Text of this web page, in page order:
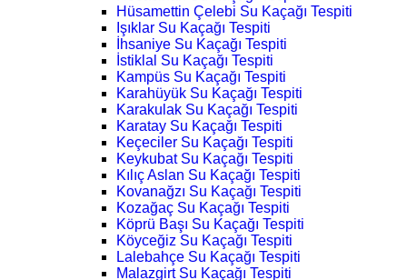
Hüsamettin Çelebi Su Kaçağı Tespiti
Işıklar Su Kaçağı Tespiti
İhsaniye Su Kaçağı Tespiti
İstiklal Su Kaçağı Tespiti
Kampüs Su Kaçağı Tespiti
Karahüyük Su Kaçağı Tespiti
Karakulak Su Kaçağı Tespiti
Karatay Su Kaçağı Tespiti
Keçeciler Su Kaçağı Tespiti
Keykubat Su Kaçağı Tespiti
Kılıç Aslan Su Kaçağı Tespiti
Kovanağzı Su Kaçağı Tespiti
Kozağaç Su Kaçağı Tespiti
Köprü Başı Su Kaçağı Tespiti
Köyceğiz Su Kaçağı Tespiti
Lalebahçe Su Kaçağı Tespiti
Malazgirt Su Kaçağı Tespiti